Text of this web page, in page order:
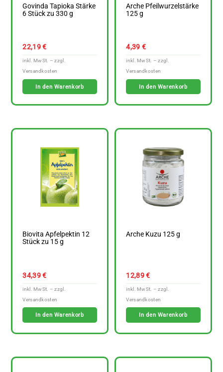
Govinda Tapioka Stärke
6 Stück zu 330 g
22,19€
In den Warenkorb
Arche Pfeilwurzelstärke
125 g
4,39 €
In den Warenkorb
Biovita Apfelpektin 12
Stück zu 15 g
34,39€
In den Warenkorb
Arche Kuzu 125 g
12,89€
In den Warenkorb